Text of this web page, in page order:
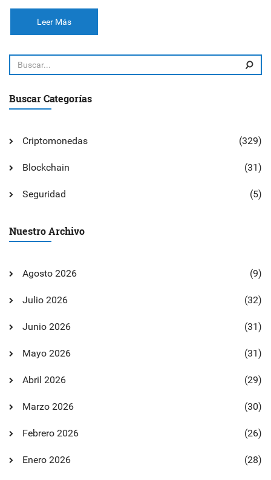
Leer Más
Buscar Categorías
Criptomonedas (329)
Blockchain (31)
Seguridad (5)
Nuestro Archivo
Agosto 2026 (9)
Julio 2026 (32)
Junio 2026 (31)
Mayo 2026 (31)
Abril 2026 (29)
Marzo 2026 (30)
Febrero 2026 (26)
Enero 2026 (28)